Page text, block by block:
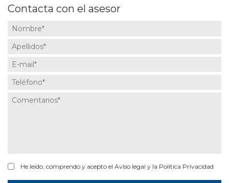
Contacta con el asesor
He leído, comprendo y acepto el Aviso legal y la Política Privacidad